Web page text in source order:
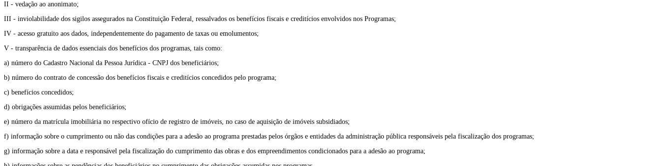
II - vedação ao anonimato;
III - inviolabilidade dos sigilos assegurados na Constituição Federal, ressalvados os benefícios fiscais e creditícios envolvidos nos Programas;
IV - acesso gratuito aos dados, independentemente do pagamento de taxas ou emolumentos;
V - transparência de dados essenciais dos benefícios dos programas, tais como:
a) número do Cadastro Nacional da Pessoa Jurídica - CNPJ dos beneficiários;
b) número do contrato de concessão dos benefícios fiscais e creditícios concedidos pelo programa;
c) benefícios concedidos;
d) obrigações assumidas pelos beneficiários;
e) número da matrícula imobiliária no respectivo ofício de registro de imóveis, no caso de aquisição de imóveis subsidiados;
f) informação sobre o cumprimento ou não das condições para a adesão ao programa prestadas pelos órgãos e entidades da administração pública responsáveis pela fiscalização dos programas;
g) informação sobre a data e responsável pela fiscalização do cumprimento das obras e dos empreendimentos condicionados para a adesão ao programa;